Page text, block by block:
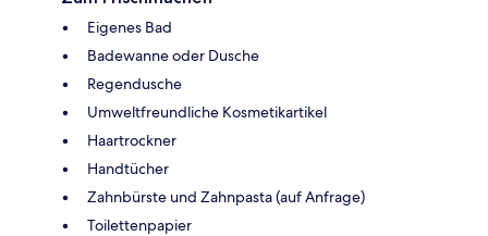
Eigenes Bad
Badewanne oder Dusche
Regendusche
Umweltfreundliche Kosmetikartikel
Haartrockner
Handtücher
Zahnbürste und Zahnpasta (auf Anfrage)
Toilettenpapier